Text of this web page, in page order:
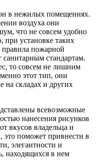
в нежилых помещениях.
воздуха они
что не совсем удобно
при установке таких
пожарной
санитарным стандартам.
то совсем не лишним
этот тип, они
на складах и других
всевозможные
нанесения рисунков
вкусов владельца и
это поможет привнести в
элегантности и
находящихся в нем